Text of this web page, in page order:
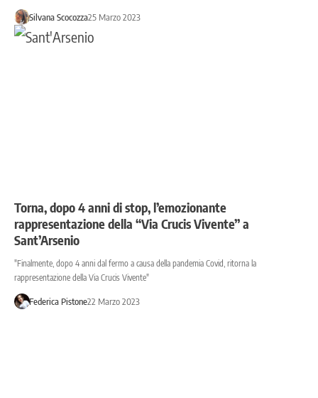
Silvana Scocozza25 Marzo 2023
Torna, dopo 4 anni di stop, l’emozionante
rappresentazione della “Via Crucis Vivente” a
Sant’Arsenio
"Finalmente, dopo 4 anni dal fermo a causa della pandemia Covid, ritorna la
rappresentazione della Via Crucis Vivente"
Federica Pistone22 Marzo 2023